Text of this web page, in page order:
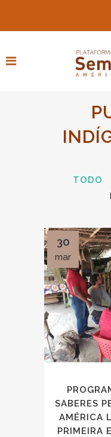
TODO
30
mar
SABERES
AMÉRICA
PRIMEIRA